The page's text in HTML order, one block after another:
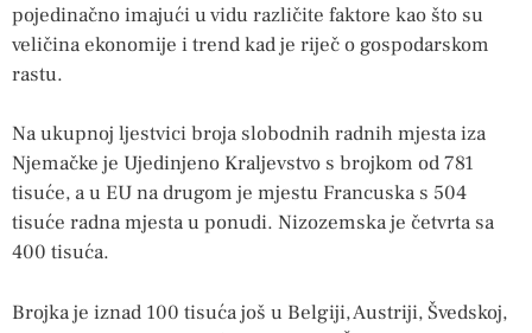
pojedinačno imajući u vidu različite faktore kao što su
veličina ekonomije i trend kad je riječ o gospodarskom
rastu.
Na ukupnoj ljestvici broja slobodnih radnih mjesta iza
Njemačke je Ujedinjeno Kraljevstvo s brojkom od 781
tisuće, a u EU na drugom je mjestu Francuska s 504
tisuće radna mjesta u ponudi. Nizozemska je četvrta sa
400 tisuća.
Brojka je iznad 100 tisuća još u Belgiji, Austriji, Švedskoj,